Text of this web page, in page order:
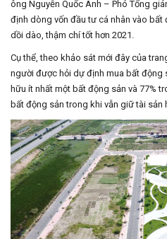
ông Nguyễn Quốc Anh – Phó Tổng
định dòng vốn đầu tư cá nhân vào bất
dồi dào, thậm chí tốt hơn 2021.
Cụ thể, theo khảo sát mới đây của
người được hỏi dự định mua bất động
hữu ít nhất một bất động sản và 77%
bất động sản trong khi vẫn giữ tài sản